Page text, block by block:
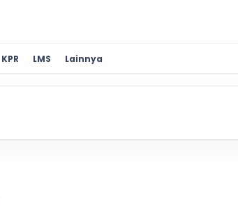
KPR LMS Lainnya